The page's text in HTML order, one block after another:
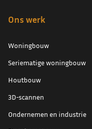
Ons werk
Woningbouw
Seriematige woningbouw
Houtbouw
3D-scannen
Ondernemen en industrie